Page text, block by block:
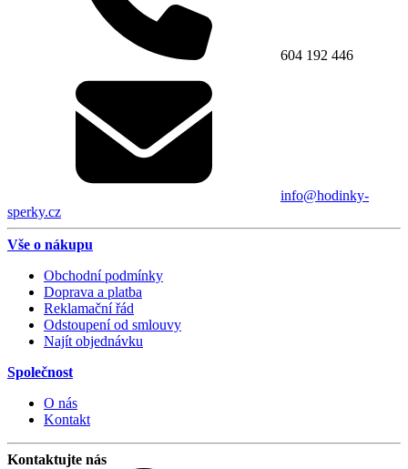
604 192 446
info@hodinky-
sperky.cz
Vše o nákupu
Obchodní podmínky
Doprava a platba
Reklamační řád
Odstoupení od smlouvy
Najít objednávku
Společnost
O nás
Kontakt
Kontaktujte nás